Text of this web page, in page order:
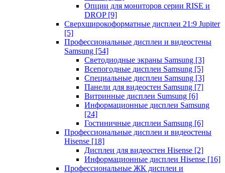
Опции для мониторов серии RISE и
DROP [9]
Сверхширокоформатные дисплеи 21:9 Jupiter
[5]
Профессиональные дисплеи и видеостены
Samsung [54]
Светодиодные экраны Samsung [3]
Всепогодные дисплеи Samsung [5]
Специальные дисплеи Samsung [3]
Панели для видеостен Samsung [7]
Витринные дисплеи Sumsung [6]
Информационные дисплеи Samsung
[24]
Гостиничные дисплеи Samsung [6]
Профессиональные дисплеи и видеостены
Hisense [18]
Дисплеи для видеостен Hisense [2]
Информационные дисплеи Hisense [16]
Профессиональные ЖК дисплеи и